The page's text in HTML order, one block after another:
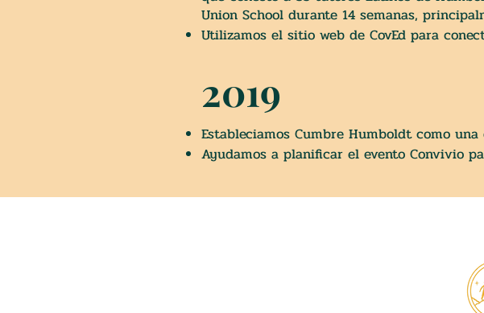
Union School durante 14 semanas,
Utilizamos el sitio web de CovEd para
2019
Estableciamos Cumbre Humboldt como
Ayudamos a planificar el evento Convivio